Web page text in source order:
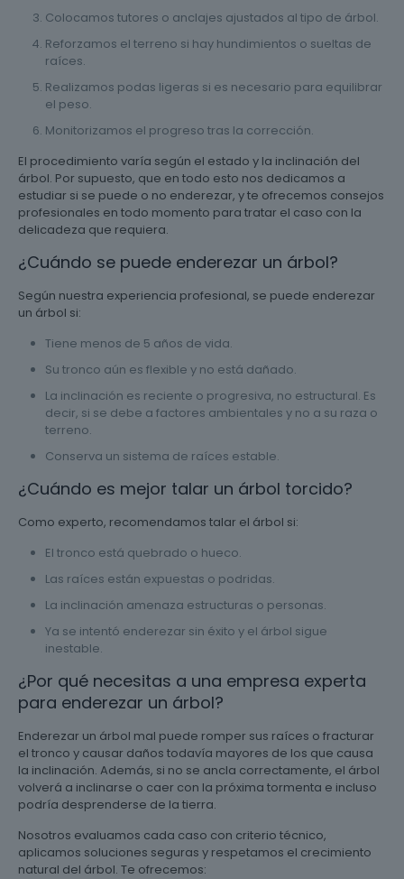
Colocamos tutores o anclajes ajustados al tipo de árbol.
Reforzamos el terreno si hay hundimientos o sueltas de
raíces.
Realizamos podas ligeras si es necesario para equilibrar
el peso.
Monitorizamos el progreso tras la corrección.
El procedimiento varía según el estado y la inclinación del
árbol. Por supuesto, que en todo esto nos dedicamos a
estudiar si se puede o no enderezar, y te ofrecemos consejos
profesionales en todo momento para tratar el caso con la
delicadeza que requiera.
¿Cuándo se puede enderezar un árbol?
Según nuestra experiencia profesional, se puede enderezar
un árbol si:
Tiene menos de 5 años de vida.
Su tronco aún es flexible y no está dañado.
La inclinación es reciente o progresiva, no estructural. Es
decir, si se debe a factores ambientales y no a su raza o
terreno.
Conserva un sistema de raíces estable.
¿Cuándo es mejor talar un árbol torcido?
Como experto, recomendamos talar el árbol si:
El tronco está quebrado o hueco.
Las raíces están expuestas o podridas.
La inclinación amenaza estructuras o personas.
Ya se intentó enderezar sin éxito y el árbol sigue
inestable.
¿Por qué necesitas a una empresa experta
para enderezar un árbol?
Enderezar un árbol mal puede romper sus raíces o fracturar
el tronco y causar daños todavía mayores de los que causa
la inclinación. Además, si no se ancla correctamente, el árbol
volverá a inclinarse o caer con la próxima tormenta e incluso
podría desprenderse de la tierra.
Nosotros evaluamos cada caso con criterio técnico,
aplicamos soluciones seguras y respetamos el crecimiento
natural del árbol. Te ofrecemos: